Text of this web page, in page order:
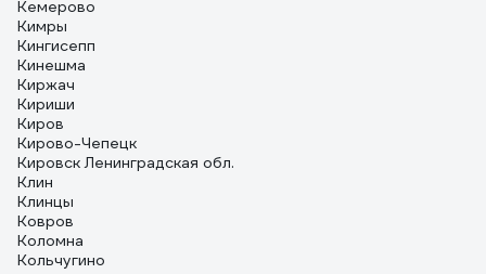
Кемерово
Кимры
Кингисепп
Кинешма
Киржач
Кириши
Киров
Кирово-Чепецк
Кировск Ленинградская обл.
Клин
Клинцы
Ковров
Коломна
Кольчугино